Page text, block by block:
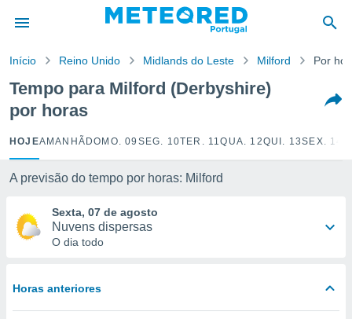
da
foi
para
fornecidas
a este
e
digital
Início Reino Unido Midlands do Leste Milford Por
Tempo para Milford (Derbyshire)
por horas
HOJEAMANHÃ DOMO. 09 SEG. 10TER. 11QUA. 12QUI. 13SEX. 14
A previsão do tempo por horas: Milford
Sexta, 07 de agosto
Nuvens dispersas
O dia todo
Horas anteriores